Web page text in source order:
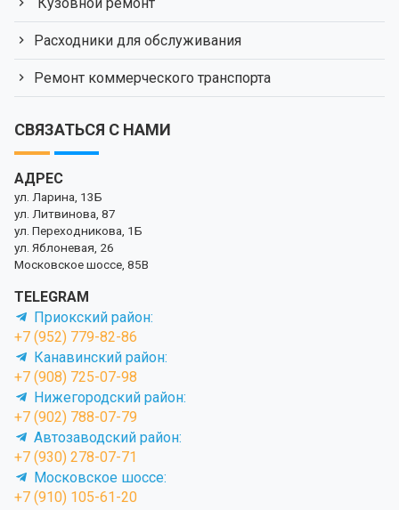
Расходники для обслуживания
Ремонт коммерческого транспорта
СВЯЗАТЬСЯ С НАМИ
АДРЕС
ул. Ларина, 13Б
ул. Литвинова, 87
ул. Переходникова, 1Б
ул. Яблоневая, 26
Московское шоссе, 85В
TELEGRAM
Приокский район:
+7 (952) 779-82-86
Канавинский район:
+7 (908) 725-07-98
Нижегородский район:
+7 (902) 788-07-79
Автозаводский район:
+7 (930) 278-07-71
Московское шоссе:
+7 (910) 105-61-20